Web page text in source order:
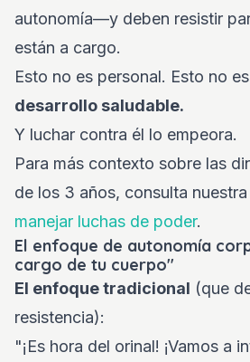
autonomía—y deben resistir
están a cargo.
Esto no es personal. Esto no
desarrollo saludable.
Y luchar contra él lo empeora.
Para más contexto sobre las
de los 3 años, consulta
manejar luchas de poder.
El enfoque de autonomía
cargo de tu cuerpo"
El enfoque tradicional (que
resistencia):
"¡Es hora del orinal! ¡Vamos a